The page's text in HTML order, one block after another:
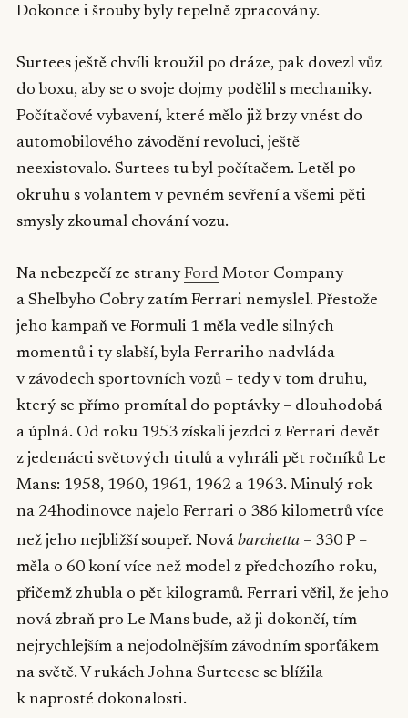
Dokonce i šrouby byly tepelně zpracovány.
Surtees ještě chvíli kroužil po dráze, pak dovezl vůz
do boxu, aby se o svoje dojmy podělil s mechaniky.
Počítačové vybavení, které mělo již brzy vnést do
automobilového závodění revoluci, ještě
neexistovalo. Surtees tu byl počítačem. Letěl po
okruhu s volantem v pevném sevření a všemi pěti
smysly zkoumal chování vozu.
Na nebezpečí ze stranyFord Motor Company
a Shelbyho Cobry zatím Ferrari nemyslel. Přestože
jeho kampaň ve Formuli 1 měla vedle silných
momentů i ty slabší, byla Ferrariho nadvláda
v závodech sportovních vozů – tedy v tom druhu,
který se přímo promítal do poptávky – dlouhodobá
a úplná. Od roku 1953 získali jezdci z Ferrari devět
z jedenácti světových titulů a vyhráli pět ročníků Le
Mans: 1958, 1960, 1961, 1962 a 1963. Minulý rok
na 24hodinovce najelo Ferrari o 386 kilometrů více
než jeho nejbližší soupeř. Nová barchetta – 330 P –
měla o 60 koní více než model z předchozího roku,
přičemž zhubla o pět kilogramů. Ferrari věřil, že jeho
nová zbraň pro Le Mans bude, až ji dokončí, tím
nejrychlejším a nejodolnějším závodním sporťákem
na světě. V rukách Johna Surteese se blížila
k naprosté dokonalosti.